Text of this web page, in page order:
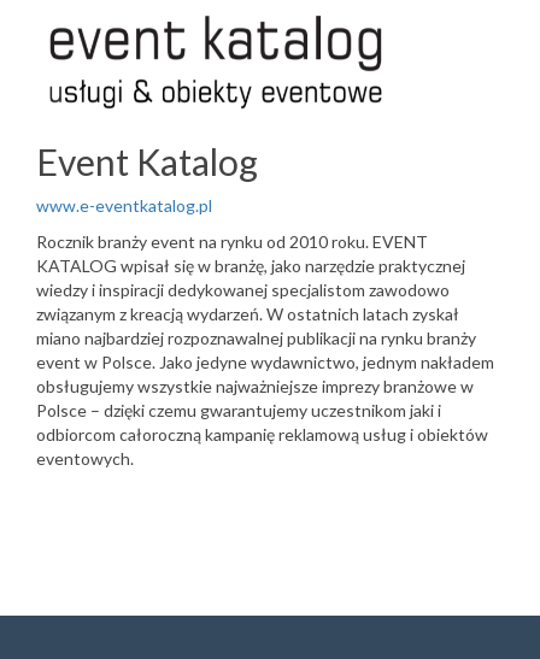
Event Katalog
www.e-eventkatalog.pl
Rocznik branży event na rynku od 2010 roku. EVENT
KATALOG wpisał się w branżę, jako narzędzie praktycznej
wiedzy i inspiracji dedykowanej specjalistom zawodowo
związanym z kreacją wydarzeń. W ostatnich latach zyskał
miano najbardziej rozpoznawalnej publikacji na rynku branży
event w Polsce. Jako jedyne wydawnictwo, jednym nakładem
obsługujemy wszystkie najważniejsze imprezy branżowe w
Polsce – dzięki czemu gwarantujemy uczestnikom jaki i
odbiorcom całoroczną kampanię reklamową usług i obiektów
eventowych.